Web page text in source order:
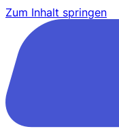
Zum Inhalt springen